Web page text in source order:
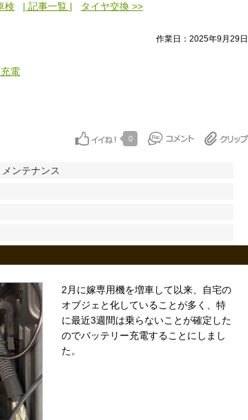
| 記事一覧 | タイヤ交換 >>
作業日：2025年9月29日
電
0
ンテナンス
2月に嫁専用機を増車して以来、自宅の
オブジェと化していることが多く、特
に最近3週間は乗らないことが確定した
のでバッテリー充電することにしまし
た。